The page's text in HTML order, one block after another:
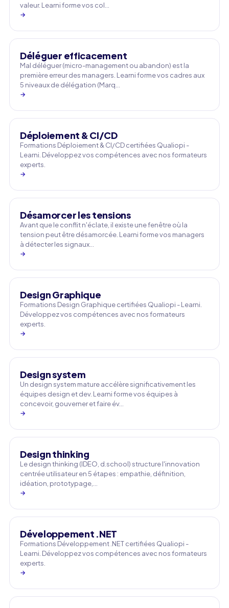
valeur. Learni forme vos col…
→
Déléguer efficacement
Mal déléguer (micro-management ou abandon) est la
première erreur des managers. Learni forme vos cadres aux
5 niveaux de délégation (Marq…
→
Déploiement & CI/CD
Formations Déploiement & CI/CD certifiées Qualiopi -
Learni. Développez vos compétences avec nos formateurs
experts.
→
Désamorcer les tensions
Avant que le conflit n'éclate, il existe une fenêtre où la
tension peut être désamorcée. Learni forme vos managers
à détecter les signaux…
→
Design Graphique
Formations Design Graphique certifiées Qualiopi - Learni.
Développez vos compétences avec nos formateurs
experts.
→
Design system
Un design system mature accélère significativement les
équipes design et dev. Learni forme vos équipes à
concevoir, gouverner et faire év…
→
Design thinking
Le design thinking (IDEO, d.school) structure l'innovation
centrée utilisateur en 5 étapes : empathie, définition,
idéation, prototypage,…
→
Développement .NET
Formations Développement .NET certifiées Qualiopi -
Learni. Développez vos compétences avec nos formateurs
experts.
→